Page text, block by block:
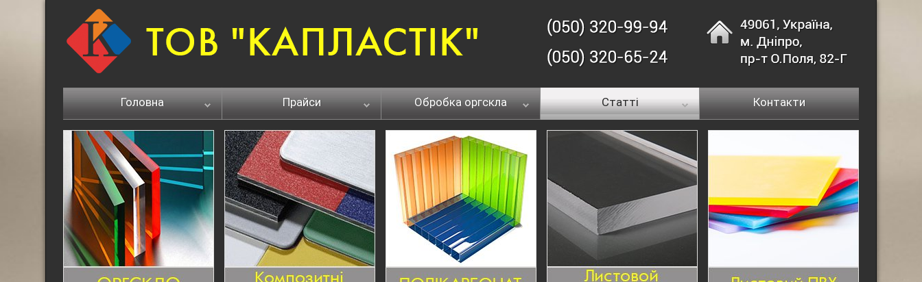
Головна Прайси Обробка оргскла Статті Контакти